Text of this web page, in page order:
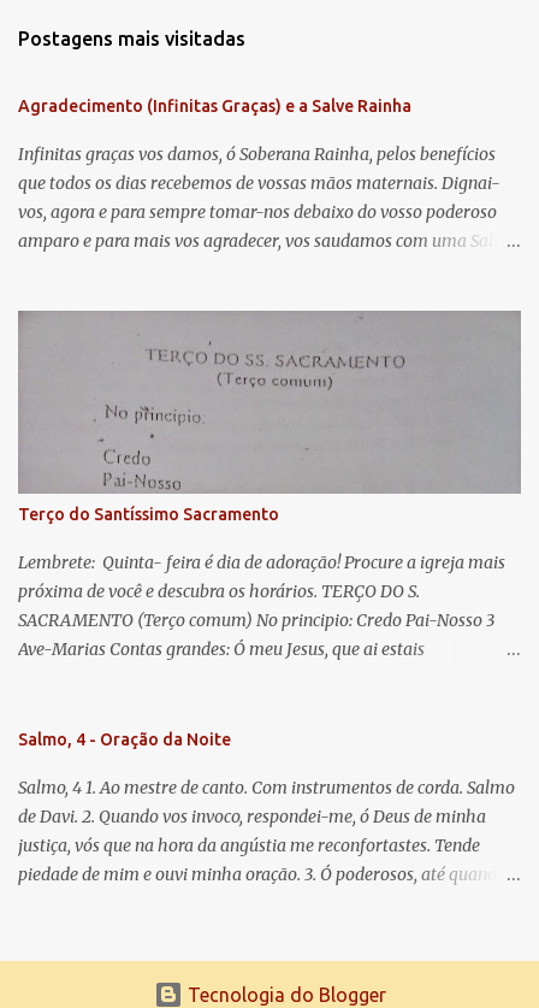
e
t
á
r
i
o
Postagens mais visitadas
Agradecimento (Infinitas Graças) e a Salve Rainha
Infinitas graças vos damos, ó Soberana Rainha, pelos benefícios
que todos os dias recebemos de vossas mãos maternais. Dignai-
vos, agora e para sempre tomar-nos debaixo do vosso poderoso
amparo e para mais vos agradecer, vos saudamos com uma Salve
lágrimas. Eia, pois, Advogada nossa, estes vossos olhos
misericordiosos a nós volvei, e depois deste desterro, mostrai-nos
Jesus. Bendito é o fruto do vosso ventre, ó clemente, ó piedosa, ó
doce e sempre Virgem Maria. Rogai por nós Santa Mãe de Deus.
Para que sejamos dignos das promessas de Cristo. Amém.
Terço do Santíssimo Sacramento
Lembrete: Quinta- feira é dia de adoração! Procure a igreja mais
próxima de você e descubra os horários. TERÇO DO S.
SACRAMENTO (Terço comum) No principio: Credo Pai-Nosso 3
Ave-Marias Contas grandes: Ó meu Jesus, que ai estais
Vós morra eu! Nas contas pequenas: Sacramento de Amor!
que nos salva, dá-nos Vossa força, Vosso perdão e a Vossa
misericórdia. (no fim) Rezar 3 vezes: Louvores e graças se deem a
cada momento ao Santíssimo e Diviníssimo Sacramento.
Salmo, 4 - Oração da Noite
Salmo, 4 1. Ao mestre de canto. Com instrumentos de corda. Salmo
de Davi. 2. Quando vos invoco, respondei-me, ó Deus de minha
justiça, vós que na hora da angústia me reconfortastes. Tende
piedade de mim e ouvi minha oração. 3. Ó poderosos, até quando
o Senhor me ouviu quando o invoquei. 5. Tremei, mas sem pecar;
refleti em vossos corações, quando estiverdes em vossos leitos, e
Tecnologia do Blogger